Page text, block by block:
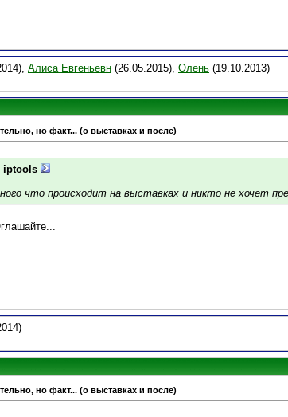
Алиса Евгеньевн (26.05.2015), Олень (19.10.2013)
но факт... (о выставках и после)
iptools
что происходит на выставках и никто не хочет
но факт... (о выставках и после)